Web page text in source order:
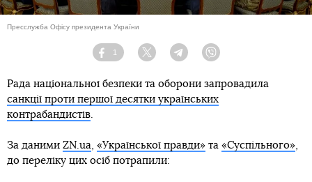
Пресслужба Офісу президента України
Facebook
1
Twitter TelegramViber
Рада національної безпеки та оборони запровадила
санкції проти першої десятки українських
контрабандистів.
За даними ZN.ua, «Української правди» та «Суспільного»,
до переліку цих осіб потрапили: